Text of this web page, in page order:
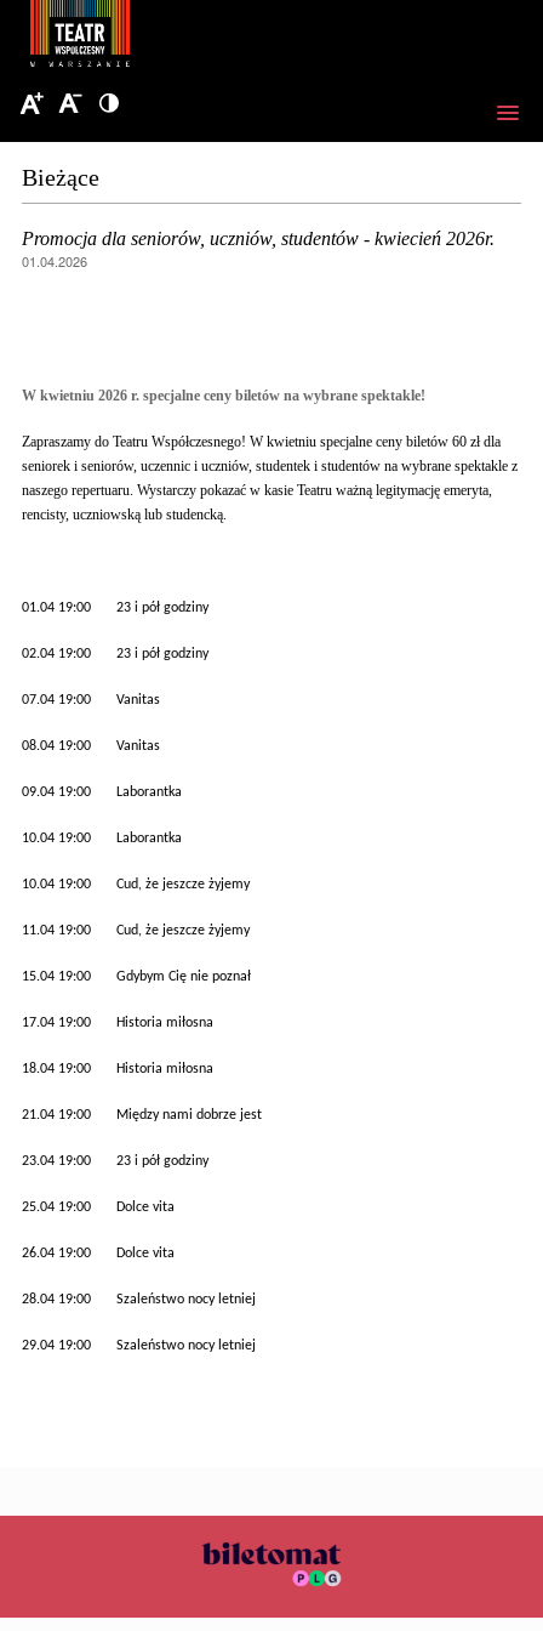
Bieżące
Promocja dla seniorów, uczniów, studentów - kwiecień 2026r.
01.04.2026
W kwietniu 2026 r. specjalne ceny biletów na wybrane spektakle!
Zapraszamy do Teatru Współczesnego! W kwietniu specjalne ceny biletów 60 zł dla
seniorek i seniorów, uczennic i uczniów, studentek i studentów na wybrane spektakle z
naszego repertuaru. Wystarczy pokazać w kasie Teatru ważną legitymację emeryta,
rencisty, uczniowską lub studencką.
01.04 19:00 23 i pół godziny
02.04 19:00 23 i pół godziny
07.04 19:00 Vanitas
08.04 19:00 Vanitas
09.04 19:00 Laborantka
10.04 19:00 Laborantka
10.04 19:00 Cud, że jeszcze żyjemy
11.04 19:00 Cud, że jeszcze żyjemy
15.04 19:00 Gdybym Cię nie poznał
17.04 19:00 Historia miłosna
18.04 19:00 Historia miłosna
21.04 19:00 Między nami dobrze jest
23.04 19:00 23 i pół godziny
25.04 19:00 Dolce vita
26.04 19:00 Dolce vita
28.04 19:00 Szaleństwo nocy letniej
29.04 19:00 Szaleństwo nocy letniej